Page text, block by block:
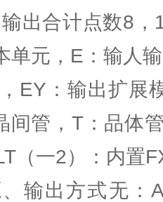
出合计点数8
单元，E：输人
EY：输出扩展
间管，T：品体
（一2）：内置
输出方式无：